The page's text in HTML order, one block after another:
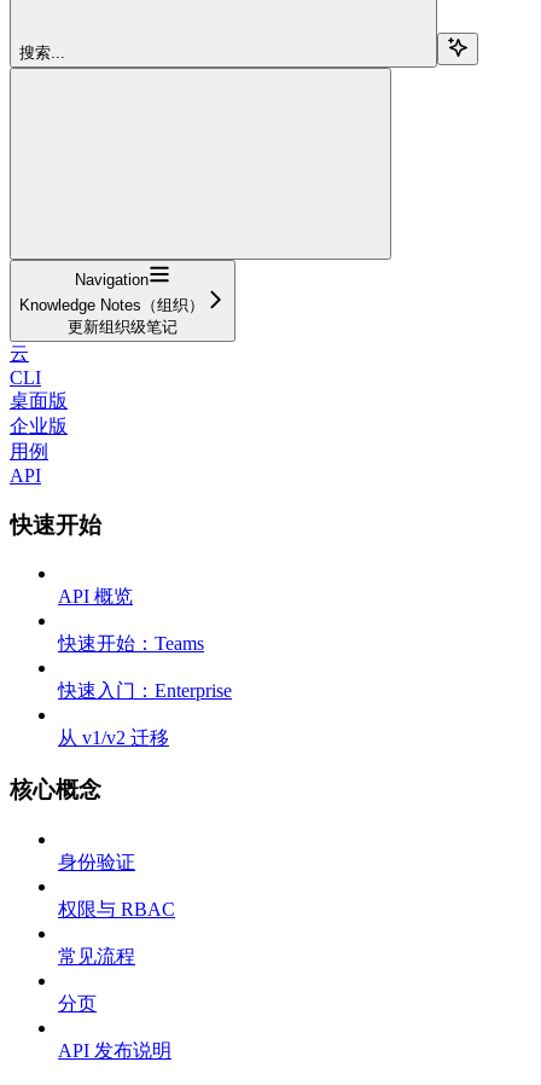
搜索...
Navigation
Knowledge Notes（组织）
更新组织级笔记
云
CLI
桌面版
企业版
用例
API
快速开始
API 概览
快速开始：Teams
快速入门：Enterprise
从 v1/v2 迁移
核心概念
身份验证
权限与 RBAC
常见流程
分页
API 发布说明